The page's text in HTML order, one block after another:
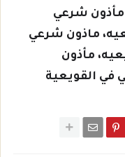
مأذون شرعي
ماذون شرعي
مأذون
في القويعية